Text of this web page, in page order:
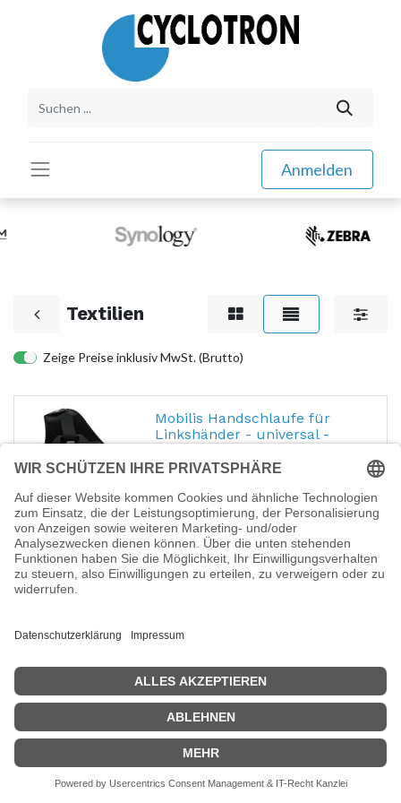
Anmelden
Textilien
Zeige Preise inklusiv MwSt. (Brutto)
Mobilis Handschlaufe für
Linkshänder - universal -
Hersteller-Nr.: 001088
EAN:3700992528854
Mobilis - Handschlaufe für Linkshänder -
universal - Schwarz (Packung mit 5)
32,20€
Rechtshänder - universal -
Hersteller-Nr.:001087
EAN:3700992528847
Mobilis - Handschlaufe für Rechtshänder -
universal - Schwarz (Packung mit 5)